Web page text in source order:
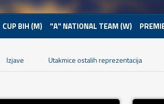
CUP BIH (M) "A" NATIONAL TEAM (W)
Izjave Utakmice ostalih reprezentacija